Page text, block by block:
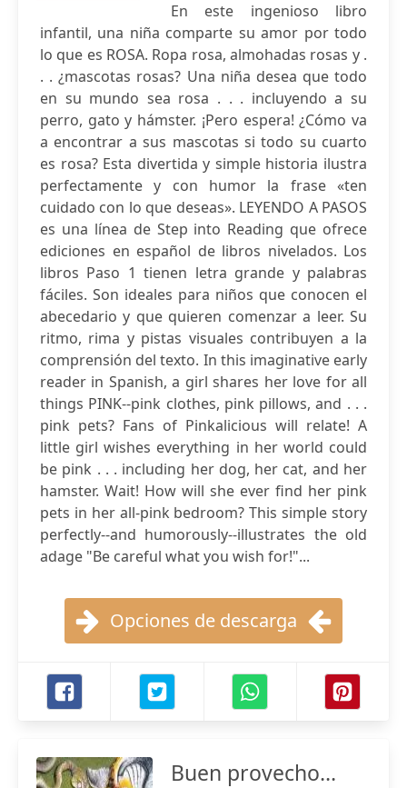
En este ingenioso libro
infantil, una niña comparte su amor por todo
lo que es ROSA. Ropa rosa, almohadas rosas y .
. . ¿mascotas rosas? Una niña desea que todo
en su mundo sea rosa . . . incluyendo a su
perro, gato y hámster. ¡Pero espera! ¿Cómo va
a encontrar a sus mascotas si todo su cuarto
es rosa? Esta divertida y simple historia ilustra
perfectamente y con humor la frase «ten
cuidado con lo que deseas». LEYENDO A PASOS
es una línea de Step into Reading que ofrece
ediciones en español de libros nivelados. Los
libros Paso 1 tienen letra grande y palabras
fáciles. Son ideales para niños que conocen el
abecedario y que quieren comenzar a leer. Su
ritmo, rima y pistas visuales contribuyen a la
comprensión del texto. In this imaginative early
reader in Spanish, a girl shares her love for all
things PINK--pink clothes, pink pillows, and . . .
pink pets? Fans of Pinkalicious will relate! A
little girl wishes everything in her world could
be pink . . . including her dog, her cat, and her
hamster. Wait! How will she ever find her pink
pets in her all-pink bedroom? This simple story
perfectly--and humorously--illustrates the old
adage "Be careful what you wish for!"...
Opciones de descarga
Buen provecho...